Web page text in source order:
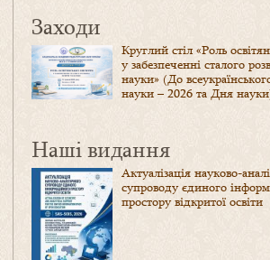
Заходи
Круглий стіл «Роль
у забезпеченні сталого
науки» (До
науки – 2026 та Дня
Наші видання
Актуалізація науково-
супроводу єдиного
простору відкритої освіти